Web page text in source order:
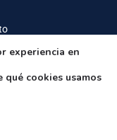
experiencia en
cookies usamos